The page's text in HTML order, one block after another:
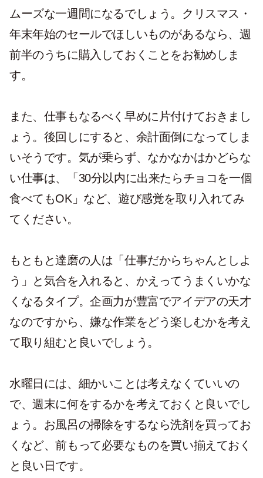
ムーズな一週間になるでしょう。クリスマス・
年末年始のセールでほしいものがあるなら、週
前半のうちに購入しておくことをお勧めしま
す。
また、仕事もなるべく早めに片付けておきまし
ょう。後回しにすると、余計面倒になってしま
いそうです。気が乗らず、なかなかはかどらな
い仕事は、「30分以内に出来たらチョコを一個
食べてもOK」など、遊び感覚を取り入れてみ
てください。
もともと達磨の人は「仕事だからちゃんとしよ
う」と気合を入れると、かえってうまくいかな
くなるタイプ。企画力が豊富でアイデアの天才
なのですから、嫌な作業をどう楽しむかを考え
て取り組むと良いでしょう。
水曜日には、細かいことは考えなくていいの
で、週末に何をするかを考えておくと良いでし
ょう。お風呂の掃除をするなら洗剤を買ってお
くなど、前もって必要なものを買い揃えておく
と良い日です。